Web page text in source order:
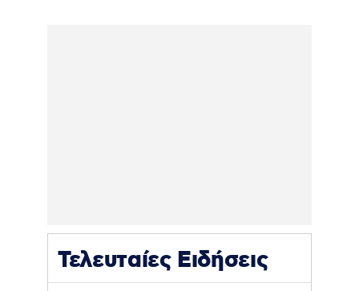
Τελευταίες Ειδήσεις